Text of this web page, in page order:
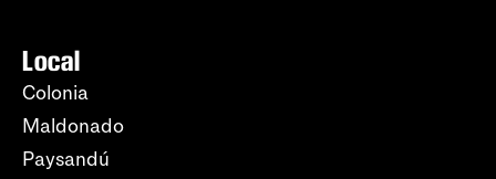
Local
Colonia
Maldonado
Paysandú